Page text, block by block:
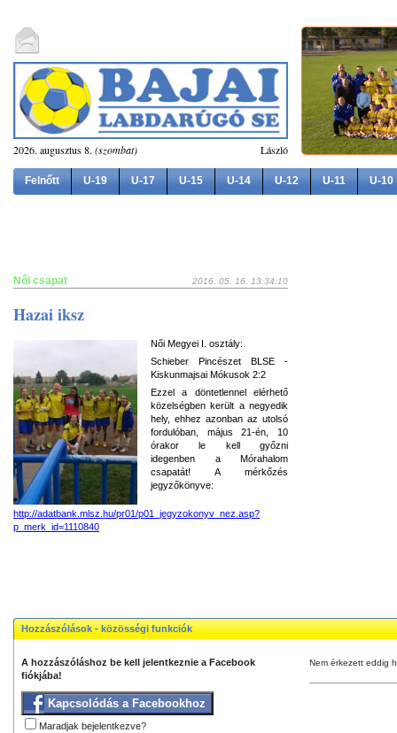
2026. augusztus 8. (szombat) László
Felnőtt U-19 U-17 U-15 U-14 U-12 U-11 U-10
Női csapat 2016. 05. 16. 13:34:10
Hazai iksz
Női Megyei I. osztály:
Schieber Pincészet BLSE -
Kiskunmajsai Mókusok 2:2
Ezzel a döntetlennel elérhető
közelségben került a negyedik
hely, ehhez azonban az utolsó
fordulóban, május 21-én, 10
órakor le kell győzni
idegenben a Mórahalom
csapatát! A mérkőzés
jegyzőkönyve:
http://adatbank.mlsz.hu/pr01/p01_jegyzokonyv_nez.asp?
p_merk_id=1110840
Hozzászólások - közösségi funkciók
A hozzászóláshoz be kell jelentkeznie a Facebook
fiókjába!
Kapcsolódás a Facebookhoz
Maradjak bejelentkezve?
Nem érkezett eddig